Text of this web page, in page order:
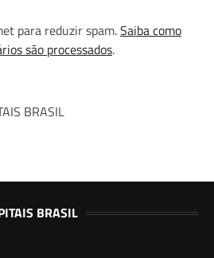
para reduzir spam.Saiba como
são processados.
BRASIL
BRASIL